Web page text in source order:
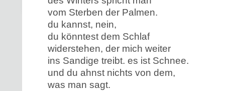
vom Sterben der Palmen.
du kannst, nein,
du könntest dem Schlaf
widerstehen, der mich weiter
ins Sandige treibt. es ist Schnee.
und du ahnst nichts von dem,
was man sagt.